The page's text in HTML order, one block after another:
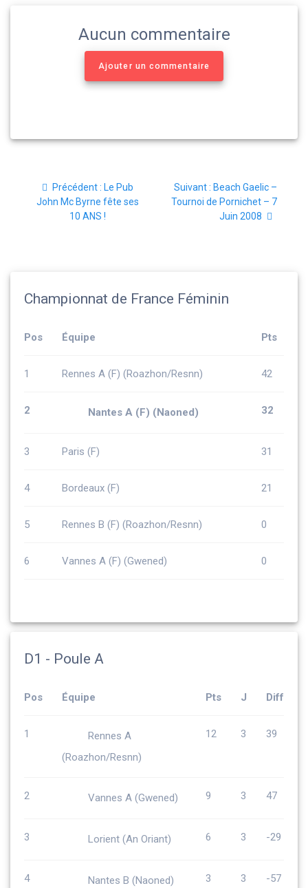
Aucun commentaire
Ajouter un commentaire
de
Précédent : Article
précédent
:
Le Pub
John Mc Byrne fête ses
10 ANS !
Suivant : Article
suivant
Beach Gaelic –
Tournoi de Pornichet – 7
Juin 2008
Championnat de France Féminin
Pos Équipe Pts
1 Rennes A (F) (Roazhon/Resnn) 42
2 Nantes A (F) (Naoned) 32
3 Paris (F) 31
4 Bordeaux (F) 21
5 Rennes B (F) (Roazhon/Resnn) 0
6 Vannes A (F) (Gwened) 0
D1 - Poule A
Pos Équipe Pts J Diff
1
Rennes A
(Roazhon/Resnn)
12 3 39
2 Vannes A (Gwened) 9 3 47
3 Lorient (An Oriant) 6 3 -29
4 Nantes B (Naoned) 3 3 -57